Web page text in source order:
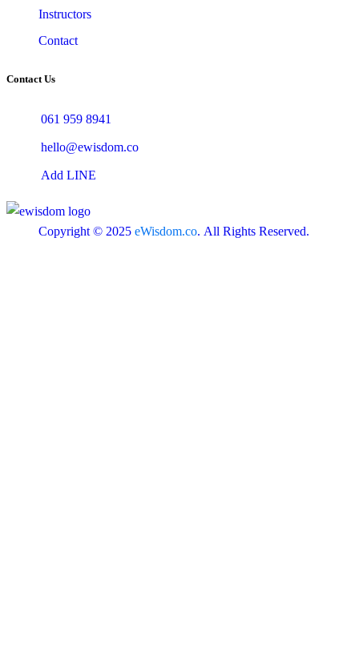
Instructors
Contact
Contact Us
061 959 8941
hello@ewisdom.co
Add LINE
Copyright © 2025 eWisdom.co. All Rights Reserved.